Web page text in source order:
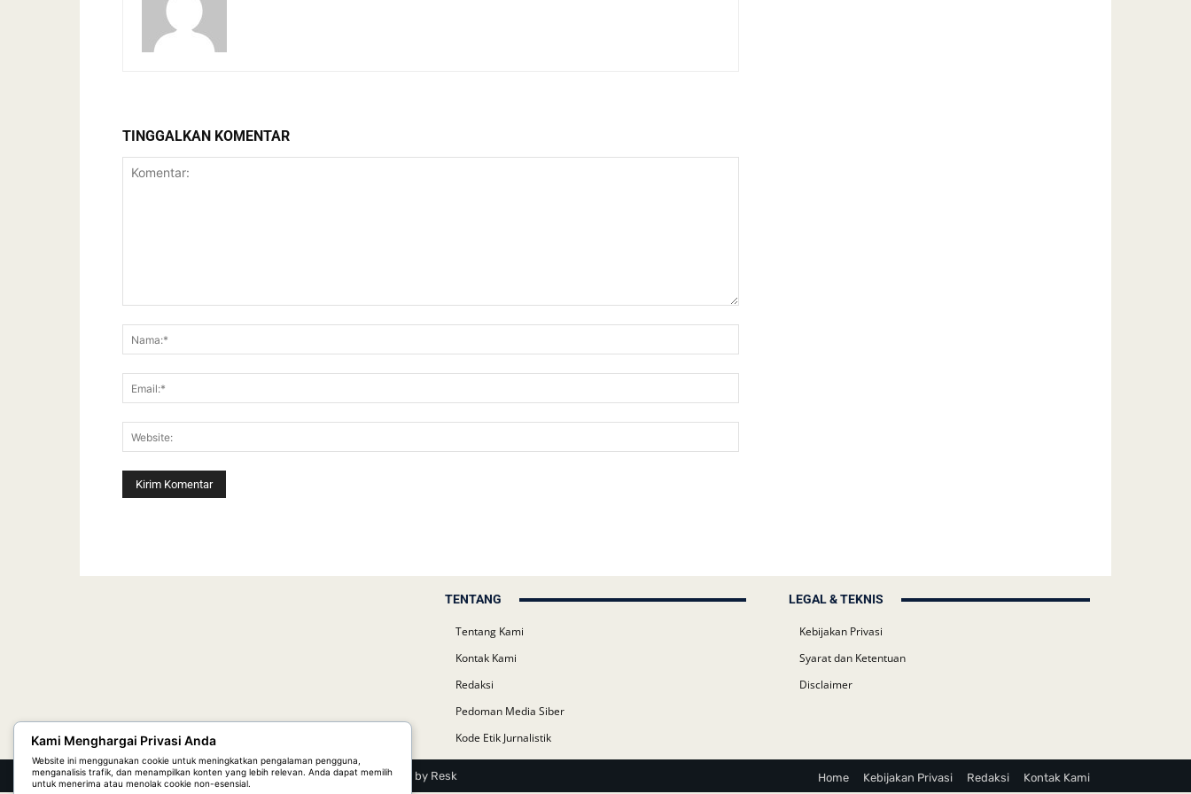
TINGGALKAN KOMENTAR
TENTANG
Tentang Kami
Kontak Kami
Redaksi
Pedoman Media Siber
Kode Etik Jurnalistik
LEGAL & TEKNIS
Kebijakan Privasi
Syarat dan Ketentuan
Disclaimer
© 2026 Radar Manado Online | PT. Daring Indo Media | Host by Resk Home Kebijakan Privasi Redaksi Kontak Kami
Kami Menghargai Privasi Anda
Website ini menggunakan cookie untuk meningkatkan pengalaman pengguna,
menganalisis trafik, dan menampilkan konten yang lebih relevan. Anda dapat memilih
untuk menerima atau menolak cookie non-esensial.